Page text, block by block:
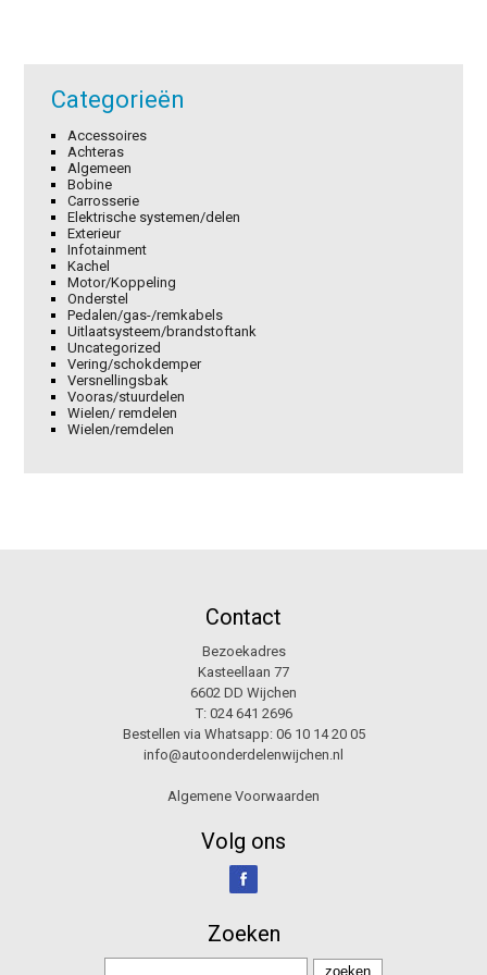
Categorieën
Accessoires
Achteras
Algemeen
Bobine
Carrosserie
Elektrische systemen/delen
Exterieur
Infotainment
Kachel
Motor/Koppeling
Onderstel
Pedalen/gas-/remkabels
Uitlaatsysteem/brandstoftank
Uncategorized
Vering/schokdemper
Versnellingsbak
Vooras/stuurdelen
Wielen/ remdelen
Wielen/remdelen
Contact
Bezoekadres
Kasteellaan 77
6602 DD Wijchen
T: 024 641 2696
Bestellen via Whatsapp: 06 10 14 20 05
info@autoonderdelenwijchen.nl
Algemene Voorwaarden
Volg ons
Zoeken